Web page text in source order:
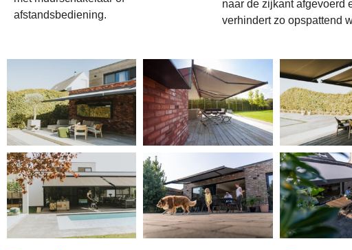
afstandsbediening.
naar de zijkant afgevoerd
verhindert zo opspattend